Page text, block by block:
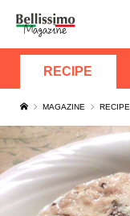
RECIPE
MAGAZINE RECIPE